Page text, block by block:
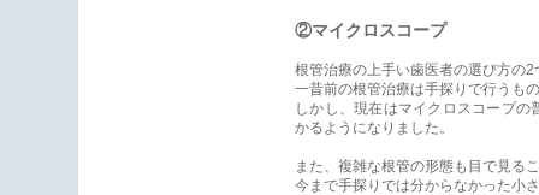
②マイクロスコープ
根管治療の上手い歯医者の選び方の2
一昔前の根管治療は手探りで行うも
しかし、現在はマイクロスコープ
かるようになりました。
また、複雑な根管の形態も目で見る
今まで手探りでは分からなかった小